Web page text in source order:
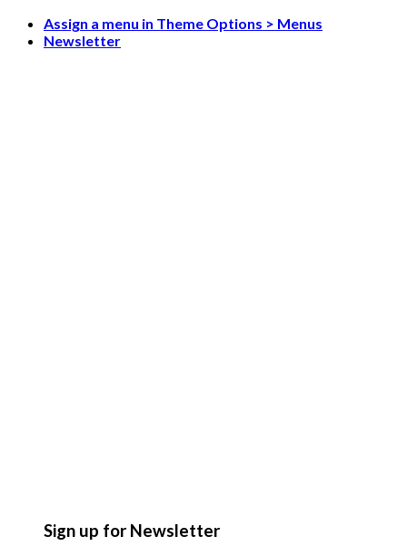
Skip
Assign a menu in Theme Options > Menus
Newsletter
Sign up for Newsletter